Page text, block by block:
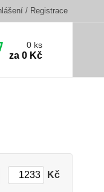
/ Registrace
0 ks
za 0 Kč
Kč